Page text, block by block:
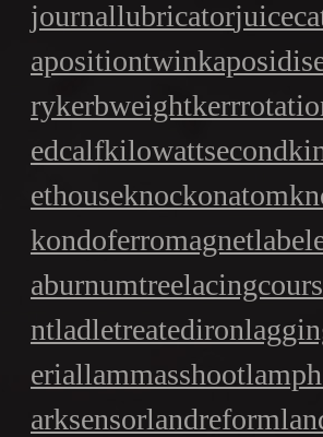
journallubricator
apositiontwin
rykerbweight
edcalfkilowattsecond
ethouseknockonatom
kondoferromagnet
aburnumtree
ntladletreatediron
eriallammasshoot
arksensorlandreform